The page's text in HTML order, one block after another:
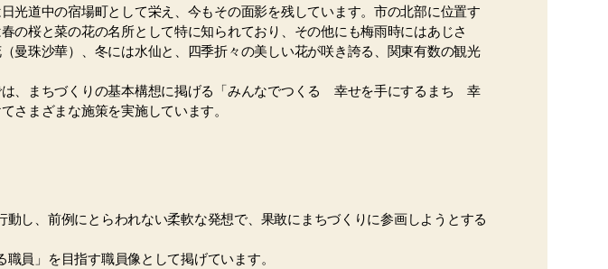
光道中の宿場町として栄え、今もその面影を残しています。市の北部に位置す
の桜と菜の花の名所として特に知られており、その他にも梅雨時にはあじさ
曼珠沙華）、冬には水仙と、四季折々の美しい花が咲き誇る、関東有数の観光
、まちづくりの基本構想に掲げる「みんなでつくる 幸せを手にするまち 幸
さまざまな施策を実施しています。
し、前例にとらわれない柔軟な発想で、果敢にまちづくりに参画しようとする
員」を目指す職員像として掲げています。